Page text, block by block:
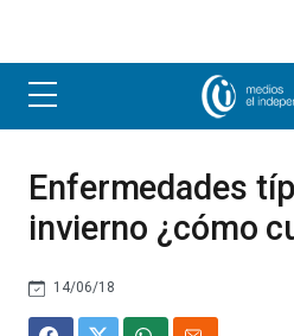
Enfermedades
invierno ¿cómo
14/06/18